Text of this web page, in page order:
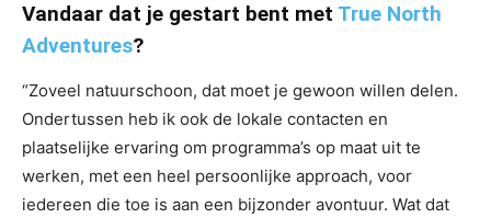
Vandaar dat je gestart bent met True North
Adventures?
“Zoveel natuurschoon, dat moet je gewoon willen delen.
Ondertussen heb ik ook de lokale contacten en
plaatselijke ervaring om programma’s op maat uit te
werken, met een heel persoonlijke approach, voor
iedereen die toe is aan een bijzonder avontuur. Wat dat